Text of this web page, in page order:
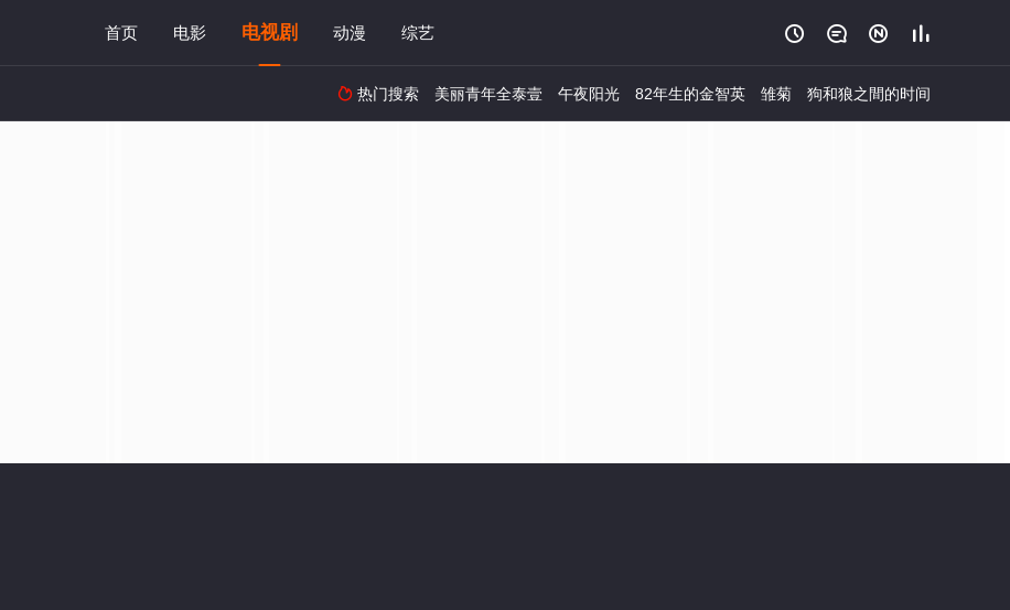
首页 电影 电视剧 动漫 综艺    
 热门搜索 美丽青年全泰壹 午夜阳光 82年生的金智英 雏菊 狗和狼之間的时间